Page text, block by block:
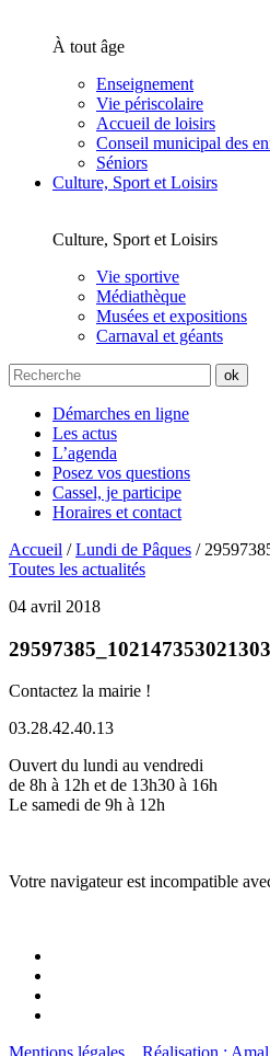
À tout âge
Enseignement
Vie périscolaire
Accueil de loisirs
Conseil municipal des
Séniors
Culture, Sport et Loisirs
Culture, Sport et Loisirs
Vie sportive
Médiathèque
Musées et expositions
Carnaval et géants
Démarches en ligne
Les actus
L’agenda
Posez vos questions
Cassel, je participe
Horaires et contact
Accueil /Lundi de Pâques /
Toutes les actualités
04 avril 2018
Contactez la mairie !
03.28.42.40.13
Ouvert du lundi au vendredi
de 8h à 12h et de 13h30 à 16h
Le samedi de 9h à 12h
Votre navigateur est incompatible